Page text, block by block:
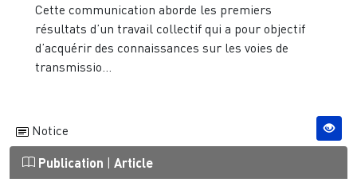
Cette communication aborde les premiers
résultats d’un travail collectif qui a pour objectif
d’acquérir des connaissances sur les voies de
transmissio...
Notice
Publication | Article